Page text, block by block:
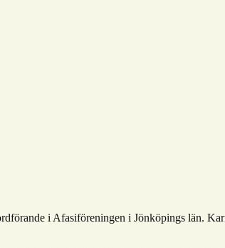
i Afasiföreningen i Jönköpings län.